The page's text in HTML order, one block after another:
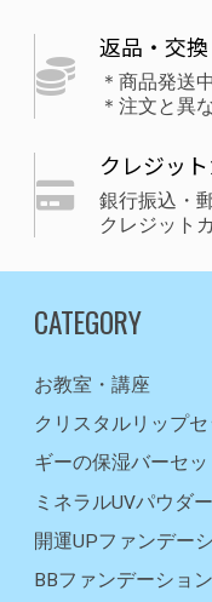
返品・交
＊商品発送
＊注文と異
クレジッ
銀行振込・
クレジット
CATEGORY
お教室・講座
クリスタルリップセ
ギーの保湿バーセッ
ミネラルUVパウダ
開運UPファンデー
BBファンデーショ